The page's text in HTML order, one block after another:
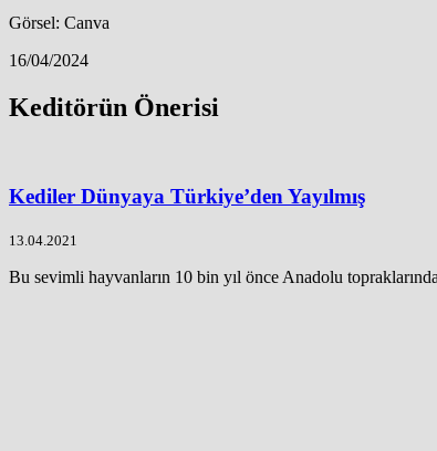
Görsel: Canva
16/04/2024
Keditörün Önerisi
Kediler Dünyaya Türkiye’den Yayılmış
13.04.2021
Bu sevimli hayvanların 10 bin yıl önce Anadolu topraklarında